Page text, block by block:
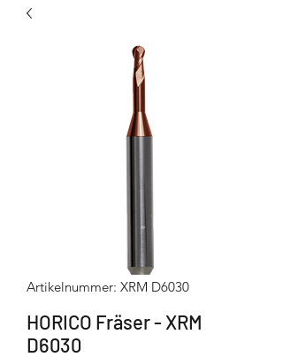
Artikelnummer: XRM D6030
HORICO Fräser - XRM
D6030